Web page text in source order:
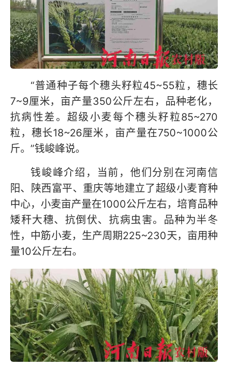
“普通种子每个穗头籽粒45~55粒，穗长
7~9厘米，亩产量350公斤左右，品种老化，
抗病性差。超级小麦每个穗头籽粒85~270
粒，穗长18~26厘米，亩产量在750~1000公
斤。”钱峻峰说。
钱峻峰介绍，当前，他们分别在河南信
阳、陕西富平、重庆等地建立了超级小麦育种
中心，小麦亩产量在1000公斤左右，培育品种
矮秆大穗、抗倒伏、抗病虫害。品种为半冬
性，中筋小麦，生产周期225~230天，亩用种
量10公斤左右。